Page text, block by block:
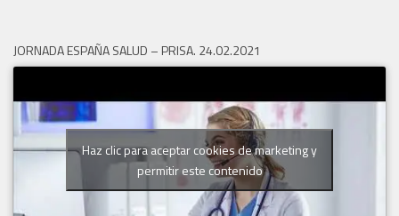
JORNADA ESPAÑA SALUD – PRISA. 24.02.2021
Haz clic para aceptar cookies de marketing y
permitir este contenido